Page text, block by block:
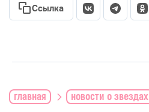
Ссылка
главная новости о звездах